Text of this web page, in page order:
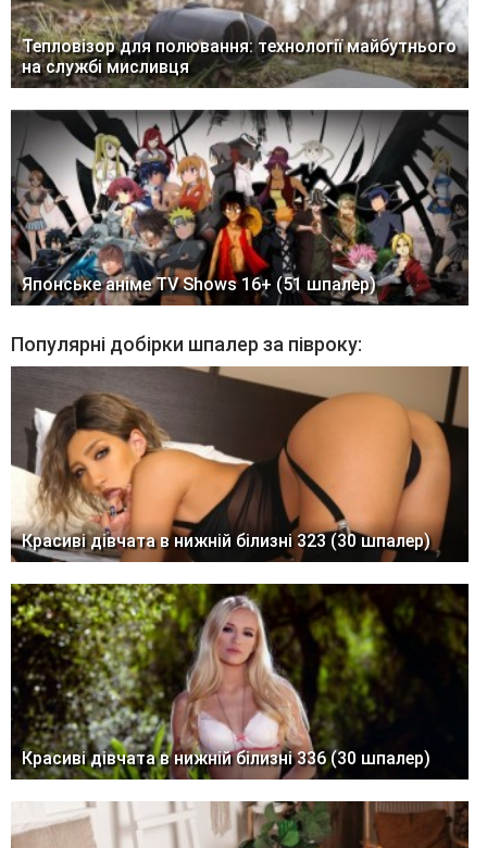
Тепловізор для полювання: технології майбутнього
на службі мисливця
Японське аніме TV Shows 16+ (51 шпалер)
Популярні добірки шпалер за півроку:
Красиві дівчата в нижній білизні 323 (30 шпалер)
Красиві дівчата в нижній білизні 336 (30 шпалер)